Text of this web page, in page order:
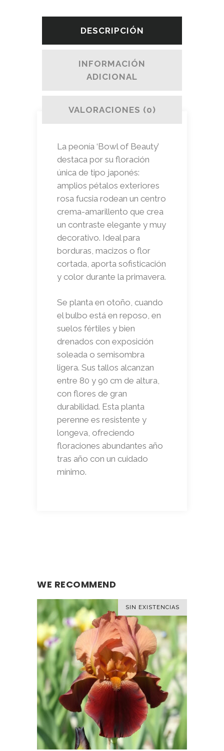
DESCRIPCIÓN
INFORMACIÓN
ADICIONAL
VALORACIONES (0)
La peonía ‘Bowl of Beauty’
destaca por su floración
única de tipo japonés:
amplios pétalos exteriores
rosa fucsia rodean un centro
crema-amarillento que crea
un contraste elegante y muy
decorativo. Ideal para
borduras, macizos o flor
cortada, aporta sofisticación
y color durante la primavera.
Se planta en otoño, cuando
el bulbo está en reposo, en
suelos fértiles y bien
drenados con exposición
soleada o semisombra
ligera. Sus tallos alcanzan
entre 80 y 90 cm de altura,
con flores de gran
durabilidad. Esta planta
perenne es resistente y
longeva, ofreciendo
floraciones abundantes año
tras año con un cuidado
mínimo.
WE RECOMMEND
SIN EXISTENCIAS